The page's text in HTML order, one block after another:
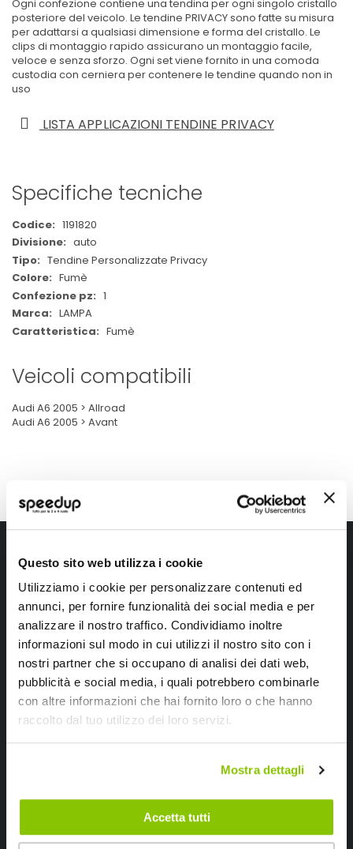
Questo sito web utilizza i cookie
Utilizziamo i cookie per personalizzare contenuti ed
annunci, per fornire funzionalità dei social media e per
analizzare il nostro traffico. Condividiamo inoltre
informazioni sul modo in cui utilizzi il nostro sito con i
nostri partner che si occupano di analisi dei dati web,
pubblicità e social media, i quali potrebbero combinarle
con altre informazioni che hai fornito loro o che hanno
raccolto dal tuo utilizzo dei loro servizi.
Mostra dettagli
Accetta tutti
Ogni confezione contiene una tendina per ogni singolo cristallo
posteriore del veicolo. Le tendine PRIVACY sono fatte su misura
per adattarsi a qualsiasi dimensione e forma del cristallo. Le
clips di montaggio rapido assicurano un montaggio facile,
veloce e senza sforzo. Ogni set viene fornito in una comoda
custodia con cerniera per contenere le tendine quando non in
uso
LISTA APPLICAZIONI TENDINE PRIVACY
Specifiche tecniche
Maggiori
Informazioni
1191820
auto
Tendine Personalizzate Privacy
Fumè
1
LAMPA
Fumè
Veicoli compatibili
Audi A6 2005 > Allroad
Audi A6 2005 > Avant
Ricevi subito uno sconto del 10% per il tuo primo acquisto online!
Ho letto e accettato il documentoprivacy policy
Iscrivimi
Segui SPEEDUP.IT